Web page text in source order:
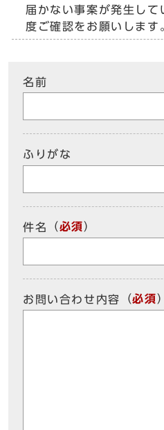
届かない事案が発生し
度ご確認をお願いします
名前
ふりがな
件名 （必須）
お問い合わせ内容 （必須）